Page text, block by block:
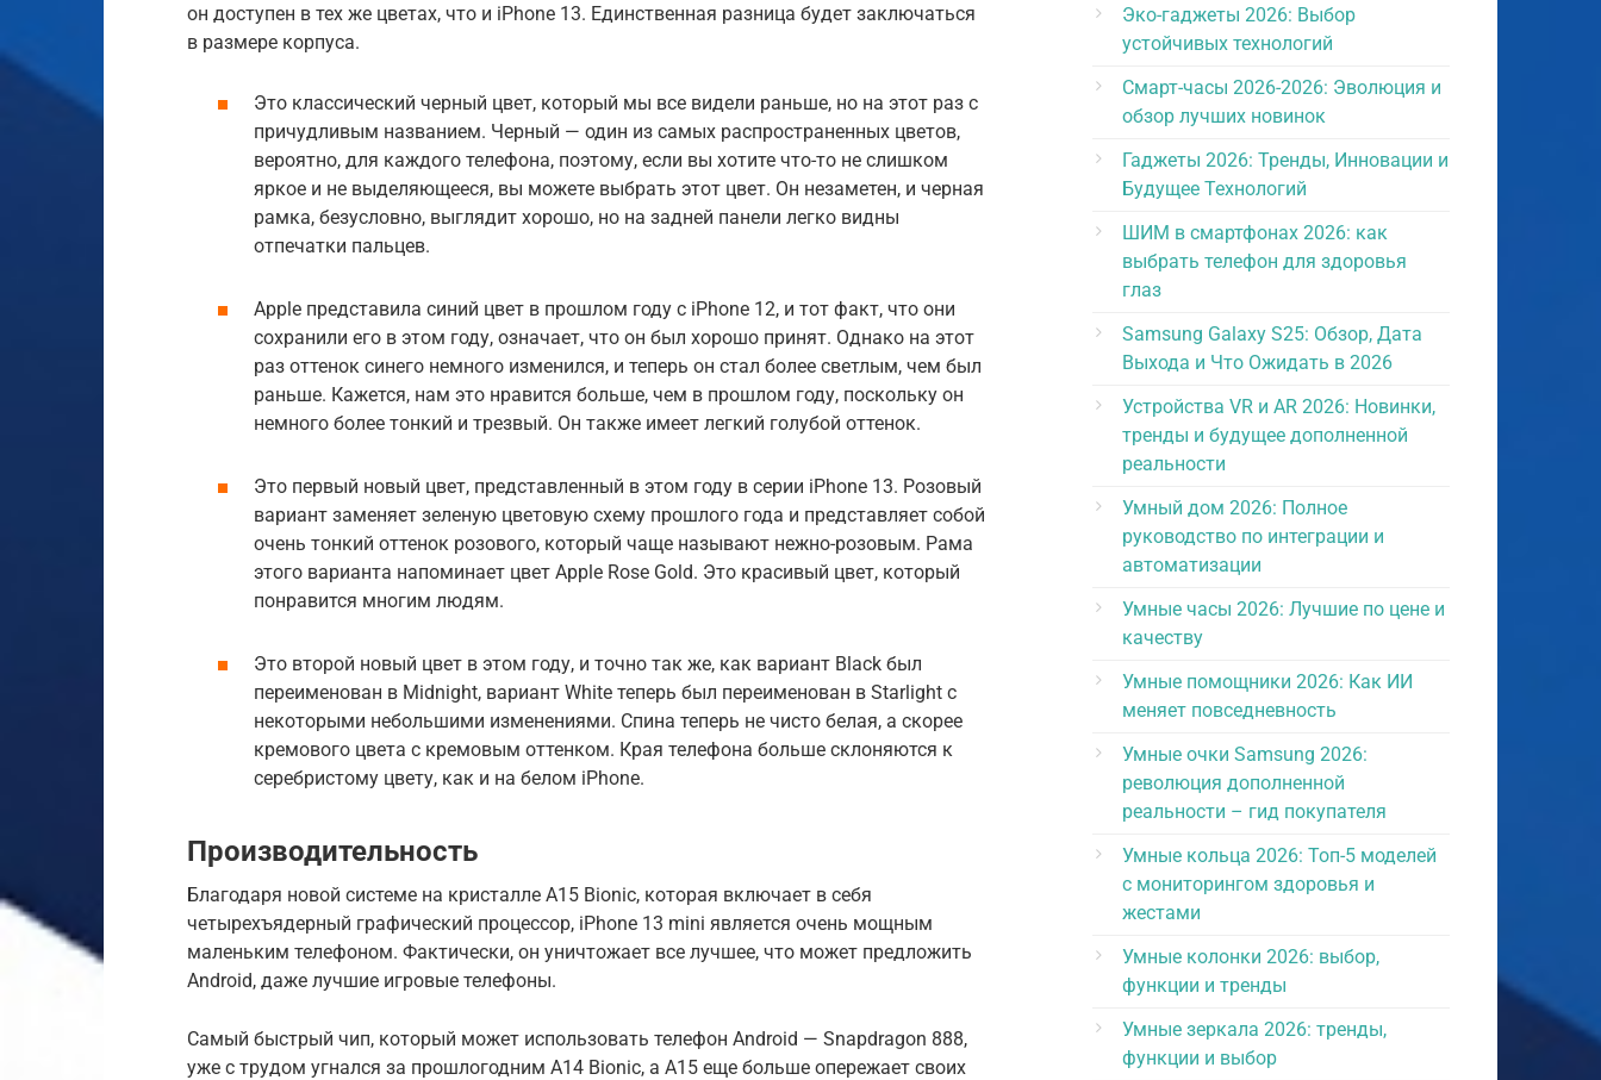
он доступен в тех же цветах, что и iPhone 13. Единственная разница будет заключаться
в размере корпуса.
Это классический черный цвет, который мы все видели раньше, но на этот раз с
причудливым названием. Черный — один из самых распространенных цветов,
вероятно, для каждого телефона, поэтому, если вы хотите что-то не слишком
яркое и не выделяющееся, вы можете выбрать этот цвет. Он незаметен, и черная
рамка, безусловно, выглядит хорошо, но на задней панели легко видны
отпечатки пальцев.
Apple представила синий цвет в прошлом году с iPhone 12, и тот факт, что они
сохранили его в этом году, означает, что он был хорошо принят. Однако на этот
раз оттенок синего немного изменился, и теперь он стал более светлым, чем был
раньше. Кажется, нам это нравится больше, чем в прошлом году, поскольку он
немного более тонкий и трезвый. Он также имеет легкий голубой оттенок.
Это первый новый цвет, представленный в этом году в серии iPhone 13. Розовый
вариант заменяет зеленую цветовую схему прошлого года и представляет собой
очень тонкий оттенок розового, который чаще называют нежно-розовым. Рама
этого варианта напоминает цвет Apple Rose Gold. Это красивый цвет, который
понравится многим людям.
Это второй новый цвет в этом году, и точно так же, как вариант Black был
переименован в Midnight, вариант White теперь был переименован в Starlight с
некоторыми небольшими изменениями. Спина теперь не чисто белая, а скорее
кремового цвета с кремовым оттенком. Края телефона больше склоняются к
серебристому цвету, как и на белом iPhone.
Производительность
Благодаря новой системе на кристалле A15 Bionic, которая включает в себя
четырехъядерный графический процессор, iPhone 13 mini является очень мощным
маленьким телефоном. Фактически, он уничтожает все лучшее, что может предложить
Android, даже лучшие игровые телефоны.
Самый быстрый чип, который может использовать телефон Android — Snapdragon 888,
уже с трудом угнался за прошлогодним A14 Bionic, а A15 еще больше опережает своих
Эко-гаджеты 2026: Выбор
устойчивых технологий
Смарт-часы 2026-2026: Эволюция и
обзор лучших новинок
Гаджеты 2026: Тренды, Инновации и
Будущее Технологий
ШИМ в смартфонах 2026: как
выбрать телефон для здоровья
глаз
Samsung Galaxy S25: Обзор, Дата
Выхода и Что Ожидать в 2026
Устройства VR и AR 2026: Новинки,
тренды и будущее дополненной
реальности
Умный дом 2026: Полное
руководство по интеграции и
автоматизации
Умные часы 2026: Лучшие по цене и
качеству
Умные помощники 2026: Как ИИ
меняет повседневность
Умные очки Samsung 2026:
революция дополненной
реальности – гид покупателя
Умные кольца 2026: Топ-5 моделей
с мониторингом здоровья и
жестами
Умные колонки 2026: выбор,
функции и тренды
Умные зеркала 2026: тренды,
функции и выбор